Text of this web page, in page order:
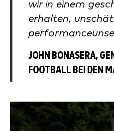
wir in einem
erhalten,
JOHN BONASERA,
FOOTBALL BEI DEN